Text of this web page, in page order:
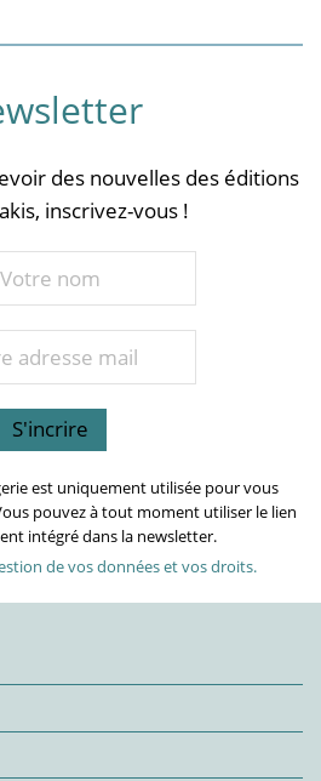
des nouvelles des éditions
inscrivez-vous !
est uniquement utilisée pour vous
pouvez à tout moment utiliser le lien
intégré dans la newsletter.
de vos données et vos droits.